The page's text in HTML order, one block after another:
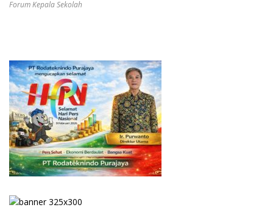
Forum Kepala Sekolah